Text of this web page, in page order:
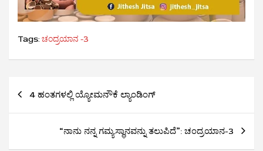
Tags: ಚಂದ್ರಯಾನ -3
navigation
4 ಹಂತಗಳಲ್ಲಿ ಯ್ಯೋಮನೌಕೆ ಲ್ಯಾಂಡಿಂಗ್
“ನಾನು ನನ್ನ ಗಮ್ಯಸ್ಥಾನವನ್ನು ತಲುಪಿದೆ”: ಚಂದ್ರಯಾನ-3